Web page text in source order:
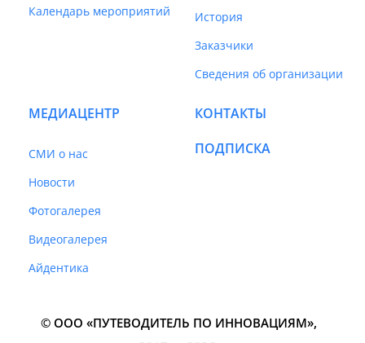
Календарь мероприятий
История
Заказчики
Сведения об организации
МЕДИАЦЕНТР
СМИ о нас
Новости
Фотогалерея
Видеогалерея
Айдентика
КОНТАКТЫ
ПОДПИСКА
© ООО «ПУТЕВОДИТЕЛЬ ПО ИННОВАЦИЯМ»‎,